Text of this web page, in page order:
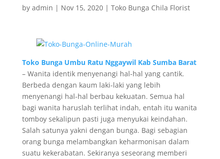
by admin | Nov 15, 2020| Toko Bunga Chila Florist
Toko Bunga Umbu Ratu Nggaywil Kab Sumba Barat
– Wanita identik menyenangi hal-hal yang cantik.
Berbeda dengan kaum laki-laki yang lebih
menyenangi hal-hal berbau kekuatan. Semua hal
bagi wanita haruslah terlihat indah, entah itu wanita
tomboy sekalipun pasti juga menyukai keindahan.
Salah satunya yakni dengan bunga. Bagi sebagian
orang bunga melambangkan keharmonisan dalam
suatu kekerabatan. Sekiranya seseorang memberi